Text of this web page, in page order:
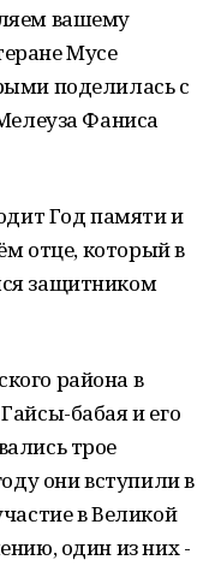
вашему
Мусе
поделилась с
Фаниса
Год памяти и
отце, который в
защитником
района в
бабая и его
трое
они вступили в
в Великой
один из них -